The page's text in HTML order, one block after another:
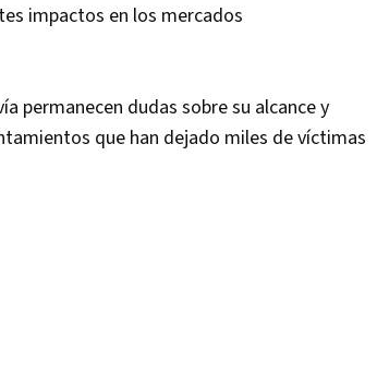
impactos en los mercados
permanecen dudas sobre su alcance y
que han dejado miles de víctimas